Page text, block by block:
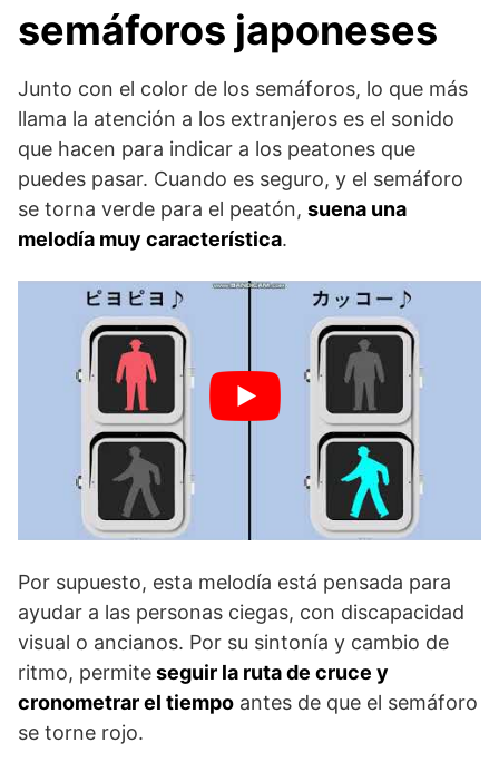
semáforos japoneses
Junto con el color de los semáforos, lo que más
llama la atención a los extranjeros es el sonido
que hacen para indicar a los peatones que
puedes pasar. Cuando es seguro, y el semáforo
se torna verde para el peatón, suena una
melodía muy característica.
Por supuesto, esta melodía está pensada para
ayudar a las personas ciegas, con discapacidad
visual o ancianos. Por su sintonía y cambio de
ritmo, permiteseguir la ruta de cruce y
cronometrar el tiempo antes de que el semáforo
se torne rojo.